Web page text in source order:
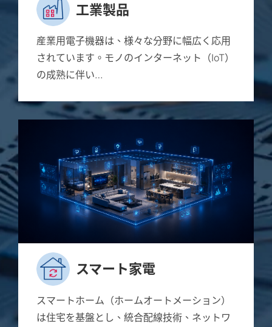
工業製品
産業用電子機器は、様々な分野に幅広く応用
されています。モノのインターネット（IoT）
の成熟に伴い…
スマート家電
スマートホーム（ホームオートメーション）
は住宅を基盤とし、統合配線技術、ネットワ